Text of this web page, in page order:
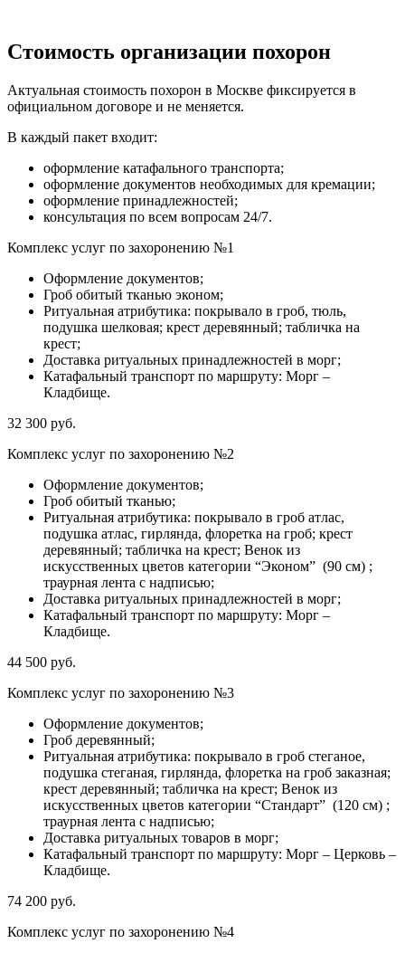
Стоимость организации похорон
Актуальная стоимость похорон в Москве фиксируется в
официальном договоре и не меняется.
В каждый пакет входит:
оформление катафального транспорта;
оформление документов необходимых для кремации;
оформление принадлежностей;
консультация по всем вопросам 24/7.
Комплекс услуг по захоронению №1
Оформление документов;
Гроб обитый тканью эконом;
Ритуальная атрибутика: покрывало в гроб, тюль,
подушка шелковая; крест деревянный; табличка на
крест;
Доставка ритуальных принадлежностей в морг;
Катафальный транспорт по маршруту: Морг –
Кладбище.
32 300 руб.
Комплекс услуг по захоронению №2
Оформление документов;
Гроб обитый тканью;
Ритуальная атрибутика: покрывало в гроб атлас,
подушка атлас, гирлянда, флоретка на гроб; крест
деревянный; табличка на крест; Венок из
искусственных цветов категории “Эконом” (90 см) ;
траурная лента с надписью;
Доставка ритуальных принадлежностей в морг;
Катафальный транспорт по маршруту: Морг –
Кладбище.
44 500 руб.
Комплекс услуг по захоронению №3
Оформление документов;
Гроб деревянный;
Ритуальная атрибутика: покрывало в гроб стеганое,
подушка стеганая, гирлянда, флоретка на гроб заказная;
крест деревянный; табличка на крест; Венок из
искусственных цветов категории “Стандарт” (120 см) ;
траурная лента с надписью;
Доставка ритуальных товаров в морг;
Катафальный транспорт по маршруту: Морг – Церковь –
Кладбище.
74 200 руб.
Комплекс услуг по захоронению №4